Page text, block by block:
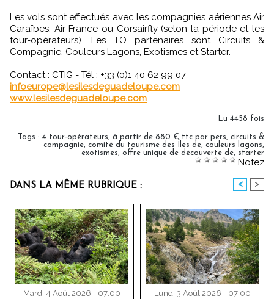
Les vols sont effectués avec les compagnies aériennes Air
Caraïbes, Air France ou Corsairfly (selon la période et les
tour-opérateurs). Les TO partenaires sont Circuits &
Compagnie, Couleurs Lagons, Exotismes et Starter.
Contact : CTIG - Tél : +33 (0)1 40 62 99 07
infoeurope@lesilesdeguadeloupe.com
www.lesilesdeguadeloupe.com
Lu 4458 fois
Tags : 4 tour-opérateurs à partir de 880 € ttc par pers
circuits &
compagnie comité du tourisme des Îles de couleurs lagons
exotismes
offre unique de découverte de starter
Notez
DANS LA MÊME RUBRIQUE : < >
Mardi 4 Août 2026 - 07:00
Lundi 3 Août 2026 - 07:00